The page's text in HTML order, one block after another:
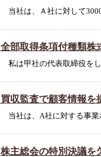
当社は、Ａ社に対して
全部取得条項付種類株
私は甲社の代表取締役を
買収監査で顧客情報を
当社は、A社に対する事業
株主総会の特別決議を